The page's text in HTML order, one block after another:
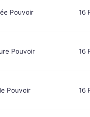
Pouvoir 16
Pouvoir 16
Pouvoir 16